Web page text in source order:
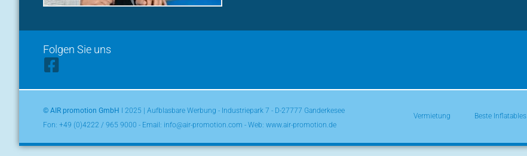
Folgen Sie uns
© AIR promotion GmbH l 2025 | Aufblasbare Werbung - Industriepark 7 - D-27777 Ganderkesee
Fon: +49 (0)4222 / 965 9000 - Email: info@air-promotion.com - Web: www.air-promotion.de
Vermietung Beste Inflatables